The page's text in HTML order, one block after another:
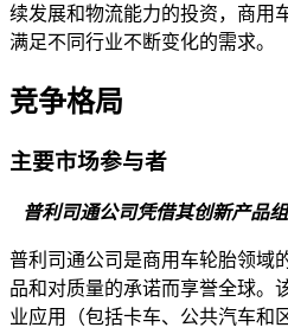
续发展和物流能力的投资，商用
满足不同行业不断变化的需求。
竞争格局
主要市场参与者
普利司通公司凭借其创新产品
普利司通公司是商用车轮胎领域
品和对质量的承诺而享誉全球。
业应用（包括卡车、公共汽车和